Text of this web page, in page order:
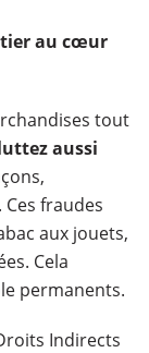
au cœur
tout
aussi
fraudes
aux jouets,
Cela
permanents.
Indirects